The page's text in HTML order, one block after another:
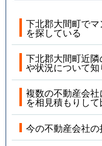
下北郡大間町で
を探している
下北郡大間町近
や状況について知
複数の不動産会
を相見積もりし
今の不動産会社